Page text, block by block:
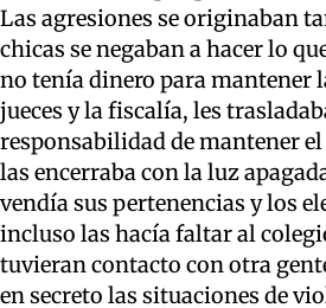
Las agresiones se originaban
chicas se negaban a hacer lo
no tenía dinero para mantener
jueces y la fiscalía, les
responsabilidad de mantener
las encerraba con la luz
vendía sus pertenencias y los
incluso las hacía faltar al
tuvieran contacto con otra
en secreto las situaciones de